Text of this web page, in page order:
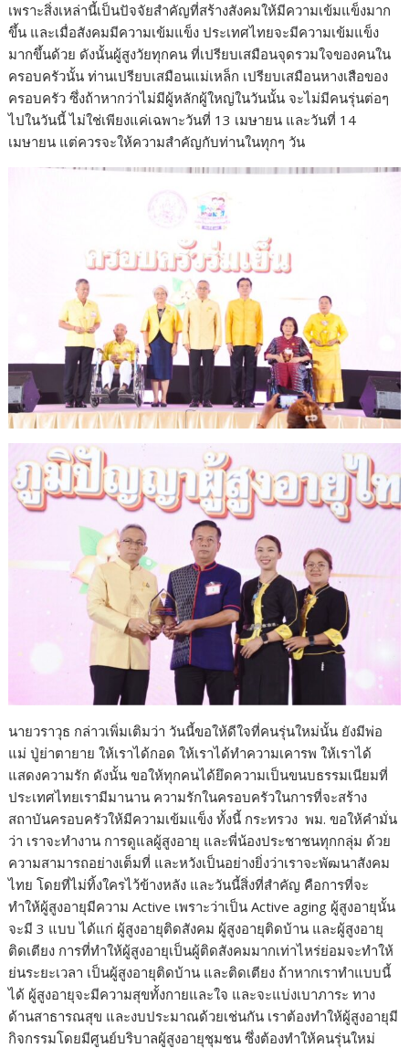
เพราะสิ่งเหล่านี้เป็นปัจจัยสำคัญที่สร้างสังคมให้มีความเข้มแข็งมาก
ขึ้น และเมื่อสังคมมีความเข้มแข็ง ประเทศไทยจะมีความเข้มแข็ง
มากขึ้นด้วย ดังนั้นผู้สูงวัยทุกคน ที่เปรียบเสมือนจุดรวมใจของคนใน
ครอบครัวนั้น ท่านเปรียบเสมือนแม่เหล็ก เปรียบเสมือนหางเสือของ
ครอบครัว ซึ่งถ้าหากว่าไม่มีผู้หลักผู้ใหญ่ในวันนั้น จะไม่มีคนรุ่นต่อๆ
ไปในวันนี้ ไม่ใช่เพียงแค่เฉพาะวันที่ 13 เมษายน และวันที่ 14
เมษายน แต่ควรจะให้ความสำคัญกับท่านในทุกๆ วัน
นายวราวุธ กล่าวเพิ่มเติมว่า วันนี้ขอให้ดีใจที่คนรุ่นใหม่นั้น ยังมีพ่อ
แม่ ปู่ย่าตายาย ให้เราได้กอด ให้เราได้ทำความเคารพ ให้เราได้
แสดงความรัก ดังนั้น ขอให้ทุกคนได้ยึดความเป็นขนบธรรมเนียมที่
ประเทศไทยเรามีมานาน ความรักในครอบครัวในการที่จะสร้าง
สถาบันครอบครัวให้มีความเข้มแข็ง ทั้งนี้ กระทรวง พม. ขอให้คำมั่น
ว่า เราจะทำงาน การดูแลผู้สูงอายุ และพี่น้องประชาชนทุกกลุ่ม ด้วย
ความสามารถอย่างเต็มที่ และหวังเป็นอย่างยิ่งว่าเราจะพัฒนาสังคม
ไทย โดยที่ไม่ทิ้งใครไว้ข้างหลัง และวันนี้สิ่งที่สำคัญ คือการที่จะ
ทำให้ผู้สูงอายุมีความ Active เพราะว่าเป็น Active aging ผู้สูงอายุนั้น
จะมี 3 แบบ ได้แก่ ผู้สูงอายุติดสังคม ผู้สูงอายุติดบ้าน และผู้สูงอายุ
ติดเตียง การที่ทำให้ผู้สูงอายุเป็นผู้ติดสังคมมากเท่าไหร่ย่อมจะทำให้
ย่นระยะเวลา เป็นผู้สูงอายุติดบ้าน และติดเตียง ถ้าหากเราทำแบบนี้
ได้ ผู้สูงอายุจะมีความสุขทั้งกายและใจ และจะแบ่งเบาภาระ ทาง
ด้านสาธารณสุข และงบประมาณด้วยเช่นกัน เราต้องทำให้ผู้สูงอายุมี
กิจกรรมโดยมีศูนย์บริบาลผู้สูงอายุชุมชน ซึ่งต้องทำให้คนรุ่นใหม่